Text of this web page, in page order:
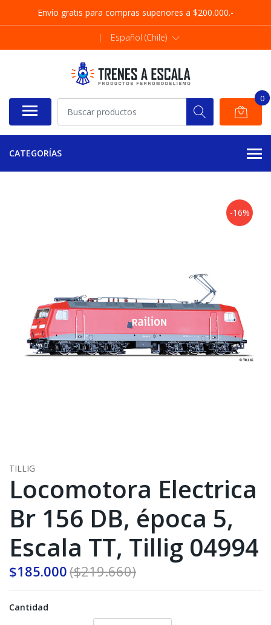
Envío gratis para compras superiores a $200.000.-
| Español (Chile)
0
CATEGORÍAS
-16%
TILLIG
Locomotora Electrica
Br 156 DB, época 5,
Escala TT, Tillig 04994
$185.000($219.660)
Cantidad